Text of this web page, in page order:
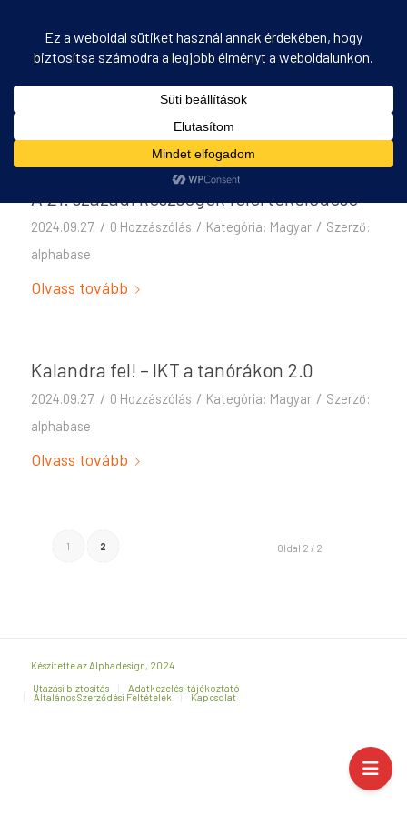
Kategória archív: Magyar
A 21. századi készségek felértékelődése
2024.09.27. / 0 Hozzászólás / Kategória: Magyar / Szerző:
alphabase
Olvass tovább
Kalandra fel! – IKT a tanórákon 2.0
2024.09.27. / 0 Hozzászólás / Kategória: Magyar / Szerző:
alphabase
Olvass tovább
Oldal 2 / 2
1 2
Készítette az Alphadesign, 2024
Utazási biztosítás
Adatkezelési tájékoztató
Általános Szerződési Feltételek Kapcsolat